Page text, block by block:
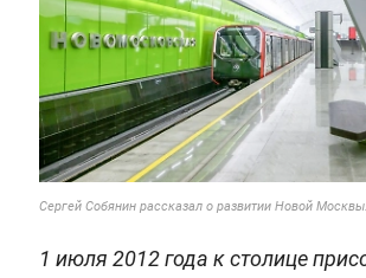
Сергей Собянин рассказал о развитии Новой
1 июля 2012 года к столице